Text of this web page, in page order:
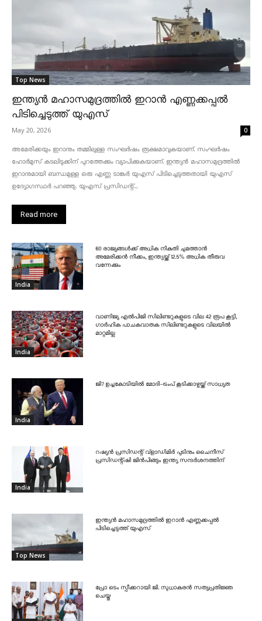
Top News
ഇന്ത്യൻ മഹാസമുദ്രത്തിൽ ഇറാൻ എണ്ണക്കപ്പൽ
പിടിച്ചെടുത്ത് യുഎസ്
May 20, 2026 0
അമേരിക്കയും ഇറാനും തമ്മിലുള്ള സംഘർഷം രൂക്ഷമാവുകയാണ്. സംഘർഷം
ഹോർമുസ് കടലിടുക്കിന് പുറത്തേക്കും വ്യാപിക്കുകയാണ്. ഇന്ത്യൻ മഹാസമുദ്രത്തിൽ
ഇറാനുമായി ബന്ധമുള്ള ഒരു എണ്ണ ടാങ്കർ യുഎസ് പിടിച്ചെടുത്തതായി യുഎസ്
ഉദ്യോഗസ്ഥർ പറഞ്ഞു. യുഎസ് പ്രസിഡന്റ്...
Read more
India
60 രാജ്യങ്ങൾക്ക് അധിക നികുതി ചുമത്താൻ
അമേരിക്കൻ നീക്കം, ഇന്ത്യയ്ക്ക് 12.5% അധിക തീരുവ
വന്നേക്കും
India
വാണിജ്യ എൽപിജി സിലിണ്ടറുകളുടെ വില 42 രൂപ കൂട്ടി,
ഗാർഹിക പാചകവാതക സിലിണ്ടറുകളുടെ വിലയിൽ
മാറ്റമില്ല
India
ജി7 ഉച്ചകോടിയിൽ മോദി-ട്രംപ് കൂടിക്കാഴ്ചയ്ക്ക് സാധ്യത
India
റഷ്യൻ പ്രസിഡന്റ് വ്‌ളാഡിമിർ പുടിനും ചൈനീസ്
പ്രസിഡന്റ്ഷി ജിൻപിങ്ങും ഇന്ത്യ സന്ദർശനത്തിന്
Top News
ഇന്ത്യൻ മഹാസമുദ്രത്തിൽ ഇറാൻ എണ്ണക്കപ്പൽ
പിടിച്ചെടുത്ത് യുഎസ്
പ്രോ ടെം സ്പീക്കറായി ജി. സുധാകരൻ സത്യപ്രതിജ്ഞ
ചെയ്തു